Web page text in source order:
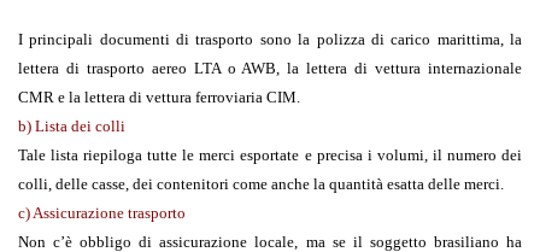
I principali documenti di trasporto sono la polizza di carico marittima, la
lettera di trasporto aereo LTA o AWB, la lettera di vettura internazionale
CMR e la lettera di vettura ferroviaria CIM.
b) Lista dei colli
Tale lista riepiloga tutte le merci esportate e precisa i volumi, il numero dei
colli, delle casse, dei contenitori come anche la quantità esatta delle merci.
c)Assicurazione trasporto
Non c’è obbligo di assicurazione locale, ma se il soggetto brasiliano ha